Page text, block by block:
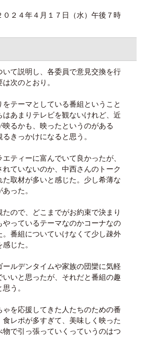
４年４月１７日（水）午後７時
いて説明し、各委員で意見交換を行
次のとおり。
をテーマとしている番組ということ
はあまりテレビを観ないけれど、近
映るかも、映ったというのがある
きっかけになると思う。
ティーに富んでいて良かったが、
れていないのか、中西さんのトーク
た取材が多いと感じた。少し希薄な
った。
たので、どこまでがお約束で決まり
やっているテーマなのかコーナなの
。番組についていけなくて少し疎外
じた。
ールデンタイムや家族の団欒に気軽
いいと思ったが、それだと番組の趣
う。
ゃを応援してきた人たちのための番
食レポが多すぎて、美味しく映った
物で引っ張っていくっていうのはつ